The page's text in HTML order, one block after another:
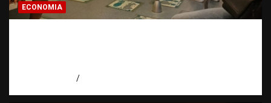
ECONOMIA